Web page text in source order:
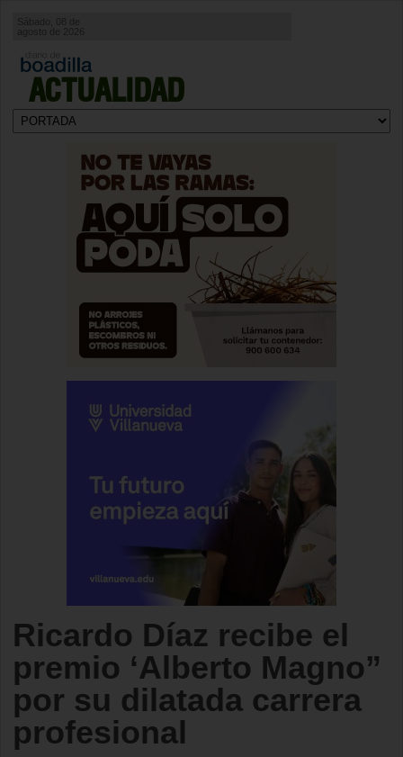
ACTUALIDAD
Sábado, 08 de
agosto de 2026
Ricardo Díaz recibe el
premio ‘Alberto Magno”
por su dilatada carrera
profesional